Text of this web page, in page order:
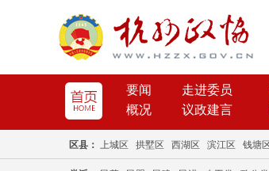
要闻 走进委员
概况
议政建言
区县： 上城区 拱墅区 西湖区 滨江区 钱塘